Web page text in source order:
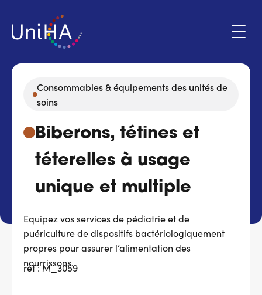
contenu
compte
l'utilisateur
Qui sommes-nous ?
Programmes d'action
Marchés
Actualités & évènements
Consommables & équipements des unités de
soins
Biberons, tétines et
téterelles à usage
unique et multiple
Equipez vos services de pédiatrie et de
puériculture de dispositifs bactériologiquement
propres pour assurer l’alimentation des
nourrissons.
réf : M_3059